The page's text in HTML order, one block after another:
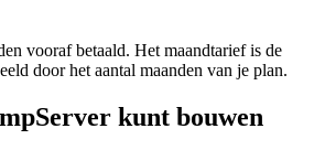
vooraf betaald. Het maandtarief is de
door het aantal maanden van je plan.
kunt bouwen